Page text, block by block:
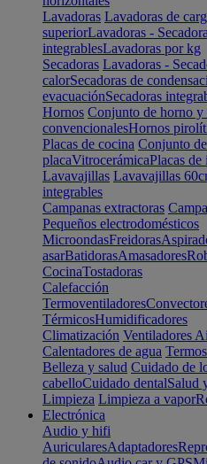
Lavadoras Lavadoras de
superiorLavadoras -
integrablesLavadoras por kg
Secadoras Lavadoras -
calorSecadoras de
evacuaciónSecadoras
Hornos Conjunto de horno y
convencionalesHornos
Placas de cocina Conjunto
placaVitrocerámicaPlacas
Lavavajillas Lavavajillas
integrables
Campanas extractoras
Pequeños electrodomésticos
MicroondasFreidoras
asarBatidorasAmasadores
CocinaTostadoras
Calefacción
Termoventiladores
TérmicosHumidificadores
Climatización Ventiladores
Calentadores de agua
Belleza y salud Cuidado de
cabelloCuidado dentalSalud
Limpieza Limpieza a vapor
Electrónica
Audio y hifi
AuricularesAdaptadores